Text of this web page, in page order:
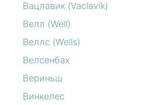
Вацлавик (Vaclavik)
Велл (Well)
Веллс (Wells)
Велсенбах
Вериньш
Винкелес